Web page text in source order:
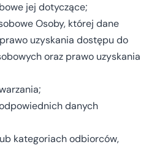
jej dotyczące;
Osoby, której dane
uzyskania dostępu do
oraz prawo uzyskania
danych
kategoriach odbiorców,